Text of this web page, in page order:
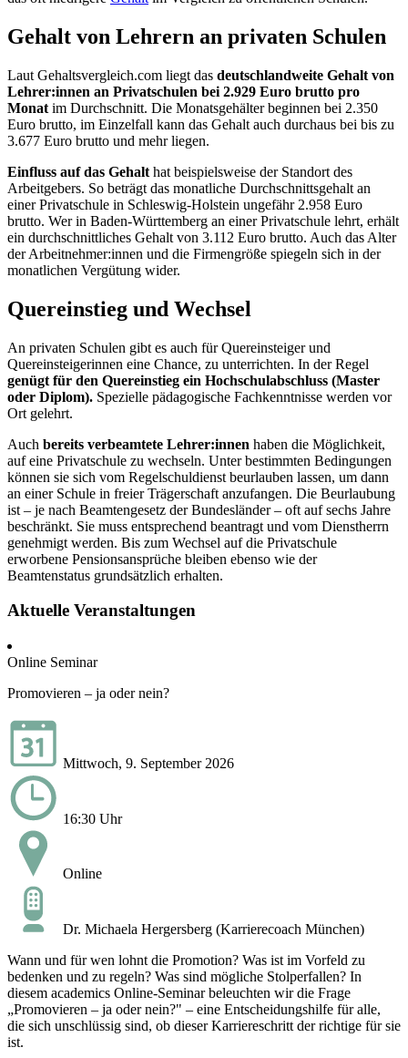
Gehalt von Lehrern an privaten Schulen
Laut Gehaltsvergleich.com liegt das deutschlandweite Gehalt von
Lehrer:innen an Privatschulen bei 2.929 Euro brutto pro
Monat im Durchschnitt. Die Monatsgehälter beginnen bei 2.350
Euro brutto, im Einzelfall kann das Gehalt auch durchaus bei bis zu
3.677 Euro brutto und mehr liegen.
Einfluss auf das Gehalt hat beispielsweise der Standort des
Arbeitgebers. So beträgt das monatliche Durchschnittsgehalt an
einer Privatschule in Schleswig-Holstein ungefähr 2.958 Euro
brutto. Wer in Baden-Württemberg an einer Privatschule lehrt, erhält
ein durchschnittliches Gehalt von 3.112 Euro brutto. Auch das Alter
der Arbeitnehmer:innen und die Firmengröße spiegeln sich in der
monatlichen Vergütung wider.
Quereinstieg und Wechsel
An privaten Schulen gibt es auch für Quereinsteiger und
Quereinsteigerinnen eine Chance, zu unterrichten. In der Regel
genügt für den Quereinstieg ein Hochschulabschluss (Master
oder Diplom). Spezielle pädagogische Fachkenntnisse werden vor
Ort gelehrt.
Auch bereits verbeamtete Lehrer:innen haben die Möglichkeit,
auf eine Privatschule zu wechseln. Unter bestimmten Bedingungen
können sie sich vom Regelschuldienst beurlauben lassen, um dann
an einer Schule in freier Trägerschaft anzufangen. Die Beurlaubung
ist – je nach Beamtengesetz der Bundesländer – oft auf sechs Jahre
beschränkt. Sie muss entsprechend beantragt und vom Dienstherrn
genehmigt werden. Bis zum Wechsel auf die Privatschule
erworbene Pensionsansprüche bleiben ebenso wie der
Beamtenstatus grundsätzlich erhalten.
Aktuelle Veranstaltungen
Online Seminar
Promovieren – ja oder nein?
Mittwoch, 9. September 2026
16:30 Uhr
Online
Dr. Michaela Hergersberg (Karrierecoach München)
Wann und für wen lohnt die Promotion? Was ist im Vorfeld zu
bedenken und zu regeln? Was sind mögliche Stolperfallen? In
diesem academics Online-Seminar beleuchten wir die Frage
„Promovieren – ja oder nein?" – eine Entscheidungshilfe für alle,
die sich unschlüssig sind, ob dieser Karriereschritt der richtige für sie
ist.